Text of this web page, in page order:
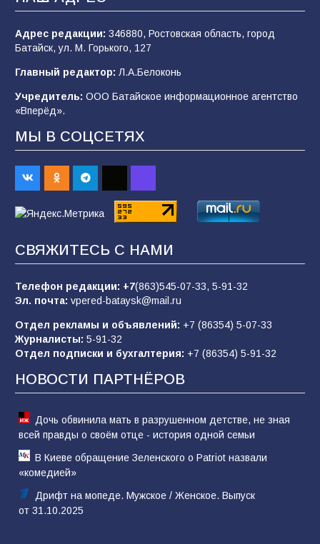
«Мобилизация или набор?» Что на самом
2026 года
101 03.08.2026
В Батайске продолжаются дорожные работы
98 04.08.2026
пропагандистский вброс
«Слухами Москву не возьмёшь»: почему
заявления Киева о мобилизации — это
отчаяние, а не разведка
81 02.08.2026
Адрес редакции: 346880, Ростовская область, город
Батайск, ул. М. Горького, 127
Главный редактор: Л.А.Белоконь
Учредитель: ООО Батайское информационное агентство
«Вперёд».
МЫ В СОЦСЕТЯХ
СВЯЖИТЕСЬ С НАМИ
Телефон редакции: +7(863)545-07-33, 5-91-32
Эл. почта: vpered-bataysk@mail.ru
Отдел рекламы и объявлений: +7 (86354) 5-07-33
Журналисты: 5-91-32
Отдел подписки и бухгалтерия: +7 (86354) 5-91-32
НОВОСТИ ПАРТНЁРОВ
Дочь обвинила мать в разрушенном детстве, не зная
всей правды о своём отце - история одной семьи
В Киеве обращение Зеленского о Patriot назвали
«комедией»
Дрифт на мопеде. Мужское / Женское. Выпуск
от 31.10.2025